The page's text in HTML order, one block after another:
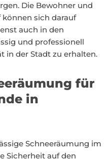
Die Bewohner und
sich darauf
auch in den
und professionell
in der Stadt zu erhalten.
für
in
Schneeräumung im
Sicherheit auf den